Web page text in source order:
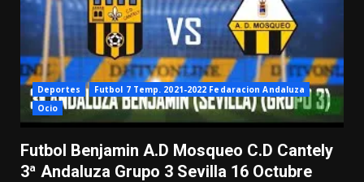
Deportes
Futbol 7 Temp. 2021-2022 Fedaracion Andaluza
Ocio
Futbol Benjamin A.D Mosqueo C.D Cantely
3ª Andaluza Grupo 3 Sevilla 16 Octubre